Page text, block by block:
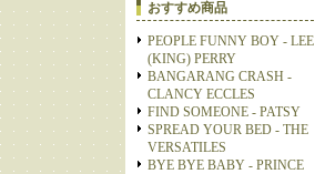
おすすめ商品
PEOPLE FUNNY BOY - LEE
(KING) PERRY
BANGARANG CRASH -
CLANCY ECCLES
FIND SOMEONE - PATSY
SPREAD YOUR BED - THE
VERSATILES
BYE BYE BABY - PRINCE